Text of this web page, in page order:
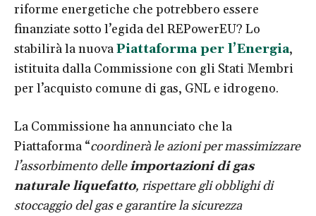
riforme energetiche che potrebbero essere
finanziate sotto l’egida del REPowerEU? Lo
stabilirà la nuovaPiattaforma per l’Energia,
istituita dalla Commissione con gli Stati Membri
per l’acquisto comune di gas, GNL e idrogeno.
La Commissione ha annunciato che la
Piattaforma “coordinerà le azioni per massimizzare
l’assorbimento delleimportazioni di gas
naturale liquefatto, rispettare gli obblighi di
stoccaggio del gas e garantire la sicurezza